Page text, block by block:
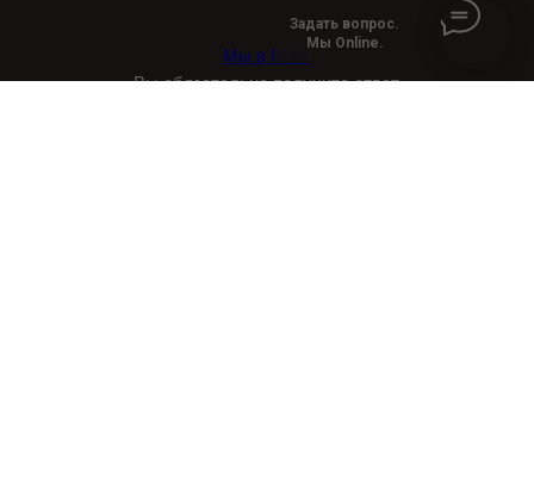
Мы в МАХ
Вы обязательно получите ответ
Задать вопрос.
Мы Online.